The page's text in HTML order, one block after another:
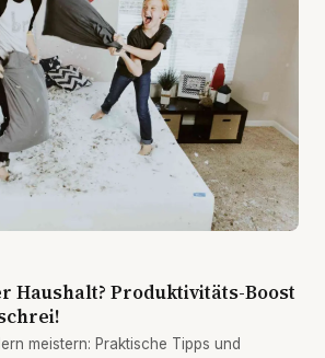
Haushalt? Produktivitäts-Boost
meistern: Praktische Tipps und